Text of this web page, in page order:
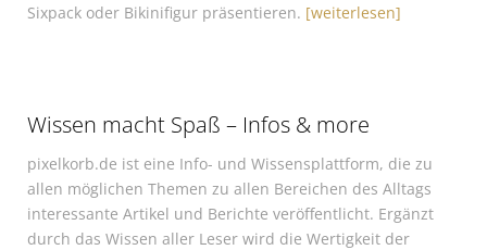
Sixpack oder Bikinifigur präsentieren. [weiterlesen]
Wissen macht Spaß – Infos & more
pixelkorb.de ist eine Info- und Wissensplattform, die zu
allen möglichen Themen zu allen Bereichen des Alltags
interessante Artikel und Berichte veröffentlicht. Ergänzt
durch das Wissen aller Leser wird die Wertigkeit der